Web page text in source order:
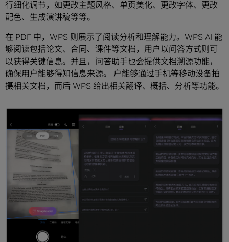
行细化调节，如更改主题风格、单页美化、更改字体、更改
配色、生成演讲稿等等。
在 PDF 中，WPS 则展示了阅读分析和理解能力。WPS AI 能
够阅读包括论文、合同、课件等文档，用户以问答方式则可
以获得关键信息。并且，问答助手也会提供文档溯源功能，
确保用户能够得知信息来源。 户能够通过手机等移动设备拍
摄相关文档，而后 WPS 给出相关翻译、概括、分析等功能。